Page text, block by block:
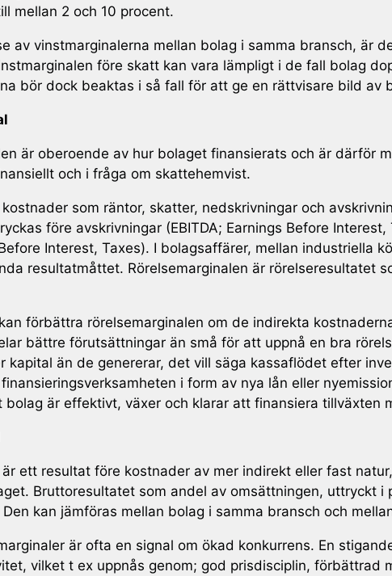
mellan 2 och 10 procent.
av vinstmarginalerna mellan bolag i samma bransch, är
före skatt kan vara lämpligt i de fall bolag
bör dock beaktas i så fall för att ge en rättvisare bild av
är oberoende av hur bolaget finansierats och är därför
och i fråga om skattehemvist.
som räntor, skatter, nedskrivningar och
före avskrivningar (EBITDA; Earnings Before
Interest, Taxes). I bolagsaffärer, mellan industriella
resultatmåttet. Rörelsemarginalen är rörelseresultatet
förbättra rörelsemarginalen om de indirekta
bättre förutsättningar än små för att uppnå en bra
kapital än de genererar, det vill säga kassaflödet efter
i form av nya lån eller
bolag är effektivt, växer och klarar att finansiera tillväxten
ett resultat före kostnader av mer indirekt eller fast
Bruttoresultatet som andel av omsättningen, uttryckt
kan jämföras mellan bolag i samma bransch och
är ofta en signal om ökad konkurrens. En
vilket t ex uppnås genom; god prisdisciplin, förbättrad